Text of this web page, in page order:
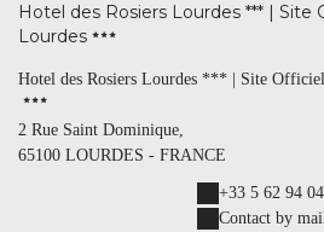
Hotel des Rosiers Lourdes *** |
Lourdes
Hotel des Rosiers Lourdes *** | Site
2 Rue Saint Dominique,
65100 LOURDES - FRANCE
+33 5 62 94
Contact by